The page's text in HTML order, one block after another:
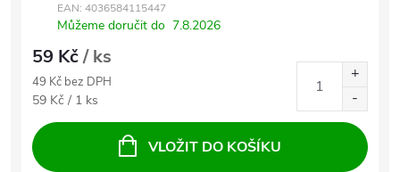
EAN: 4036584115447
Můžeme doručit do 7.8.2026
59 Kč/ ks
49 Kč bez DPH
Měrná cena:
59 Kč / 1 ks
VLOŽIT DO KOŠÍKU